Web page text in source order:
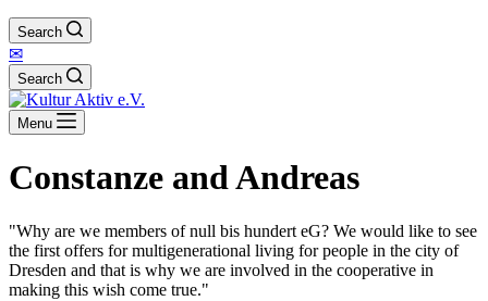
Search
✉
Search
Menu
Constanze and Andreas
"Why are we members of null bis hundert eG? We would like to see
the first offers for multigenerational living for people in the city of
Dresden and that is why we are involved in the cooperative in
making this wish come true."